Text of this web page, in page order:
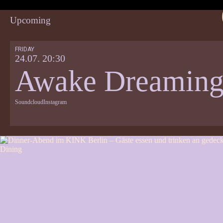
Upcoming
FRIDAY
24.07. 20:30
Awake Dreaming
SoundcloudInstagram